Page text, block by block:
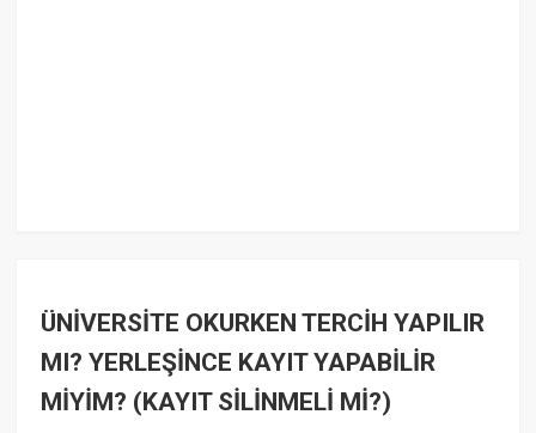
ÜNİVERSİTE OKURKEN TERCİH YAPILIR
MI? YERLEŞİNCE KAYIT YAPABİLİR
MİYİM? (KAYIT SİLİNMELİ Mİ?)